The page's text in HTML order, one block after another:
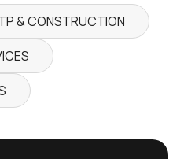
& CONSTRUCTION